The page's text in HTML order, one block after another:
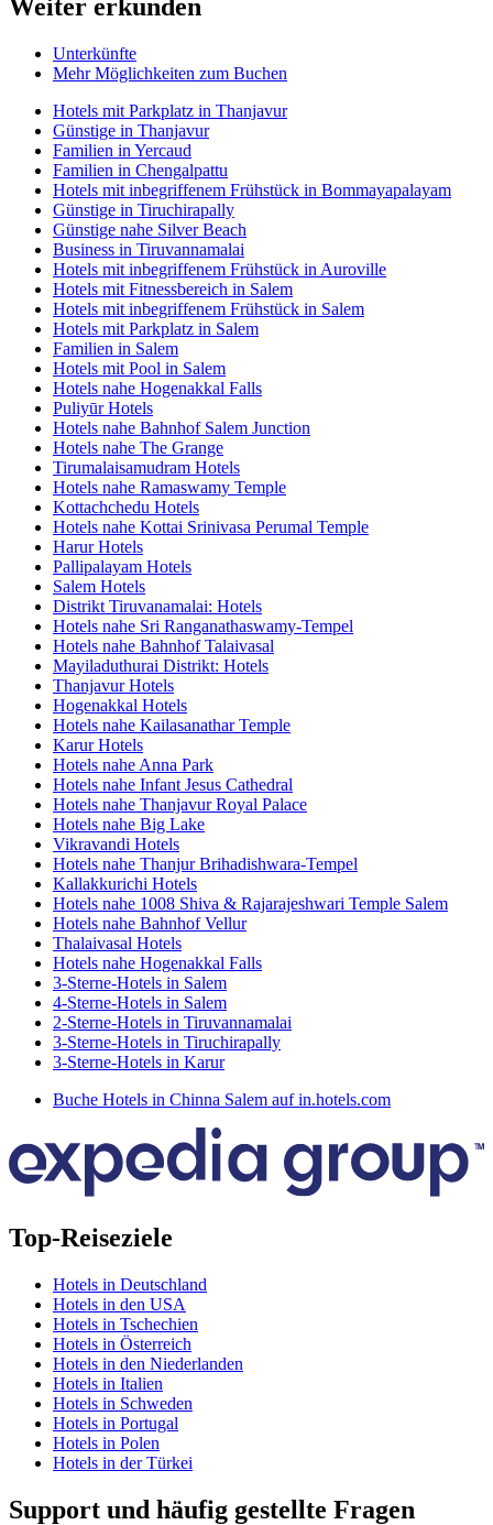
Weiter erkunden
Unterkünfte
Mehr Möglichkeiten zum Buchen
Hotels mit Parkplatz in Thanjavur
Günstige in Thanjavur
Familien in Yercaud
Familien in Chengalpattu
Hotels mit inbegriffenem Frühstück in Bommayapalayam
Günstige in Tiruchirapally
Günstige nahe Silver Beach
Business in Tiruvannamalai
Hotels mit inbegriffenem Frühstück in Auroville
Hotels mit Fitnessbereich in Salem
Hotels mit inbegriffenem Frühstück in Salem
Hotels mit Parkplatz in Salem
Familien in Salem
Hotels mit Pool in Salem
Hotels nahe Hogenakkal Falls
Puliyūr Hotels
Hotels nahe Bahnhof Salem Junction
Hotels nahe The Grange
Tirumalaisamudram Hotels
Hotels nahe Ramaswamy Temple
Kottachchedu Hotels
Hotels nahe Kottai Srinivasa Perumal Temple
Harur Hotels
Pallipalayam Hotels
Salem Hotels
Distrikt Tiruvanamalai: Hotels
Hotels nahe Sri Ranganathaswamy-Tempel
Hotels nahe Bahnhof Talaivasal
Mayiladuthurai Distrikt: Hotels
Thanjavur Hotels
Hogenakkal Hotels
Hotels nahe Kailasanathar Temple
Karur Hotels
Hotels nahe Anna Park
Hotels nahe Infant Jesus Cathedral
Hotels nahe Thanjavur Royal Palace
Hotels nahe Big Lake
Vikravandi Hotels
Hotels nahe Thanjur Brihadishwara-Tempel
Kallakkurichi Hotels
Hotels nahe 1008 Shiva & Rajarajeshwari Temple Salem
Hotels nahe Bahnhof Vellur
Thalaivasal Hotels
Hotels nahe Hogenakkal Falls
3-Sterne-Hotels in Salem
4-Sterne-Hotels in Salem
2-Sterne-Hotels in Tiruvannamalai
3-Sterne-Hotels in Tiruchirapally
3-Sterne-Hotels in Karur
Buche Hotels in Chinna Salem auf in.hotels.com
Top-Reiseziele
Hotels in Deutschland
Hotels in den USA
Hotels in Tschechien
Hotels in Österreich
Hotels in den Niederlanden
Hotels in Italien
Hotels in Schweden
Hotels in Portugal
Hotels in Polen
Hotels in der Türkei
Support und häufig gestellte Fragen